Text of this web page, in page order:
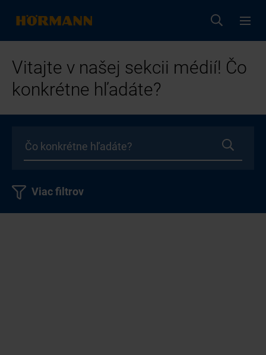
Vitajte v našej sekcii médií! Čo
konkrétne hľadáte?
Viac filtrov